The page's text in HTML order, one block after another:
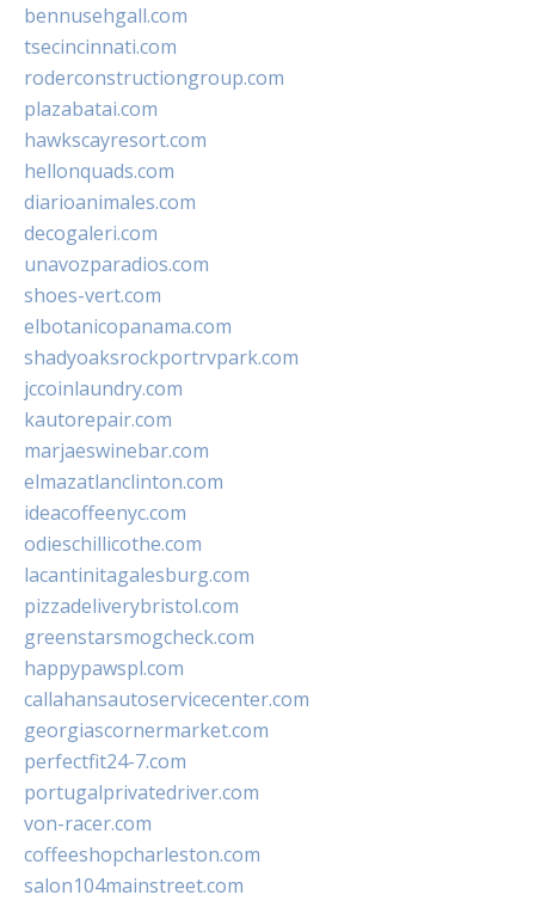
bennusehgall.com
tsecincinnati.com
roderconstructiongroup.com
plazabatai.com
hawkscayresort.com
hellonquads.com
diarioanimales.com
decogaleri.com
unavozparadios.com
shoes-vert.com
elbotanicopanama.com
shadyoaksrockportrvpark.com
jccoinlaundry.com
kautorepair.com
marjaeswinebar.com
elmazatlanclinton.com
ideacoffeenyc.com
odieschillicothe.com
lacantinitagalesburg.com
pizzadeliverybristol.com
greenstarsmogcheck.com
happypawspl.com
callahansautoservicecenter.com
georgiascornermarket.com
perfectfit24-7.com
portugalprivatedriver.com
von-racer.com
coffeeshopcharleston.com
salon104mainstreet.com